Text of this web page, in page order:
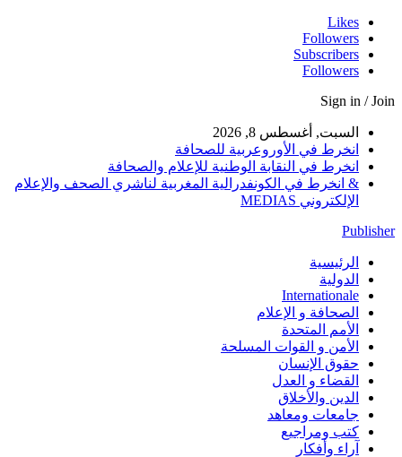
Likes
Followers
Subscribers
Followers
Sign in / Join
السبت, أغسطس 8, 2026
انخرط في الأوروعربية للصحافة
انخرط في النقابة الوطنية للإعلام والصحافة
& انخرط في الكونفدرالية المغربية لناشري الصحف والإعلام
الإلكتروني MEDIAS
Publisher
الرئيسية
الدولية
Internationale
الصحافة و الإعلام
الأمم المتحدة
الأمن و القوات المسلحة
حقوق الإنسان
القضاء و العدل
الدين والأخلاق
جامعات ومعاهد
كتب ومراجيع
آراء وأفكار